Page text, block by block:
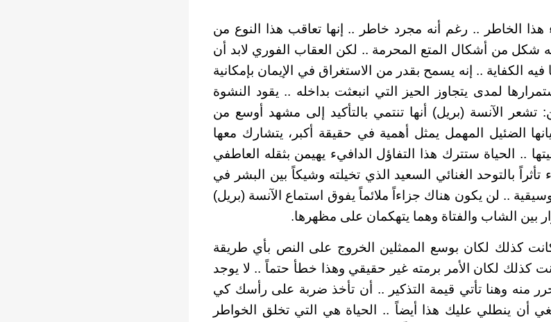
هذا الخاطر .. رغم أنه مجرد خاطر .. إنها تعاقب هذا النوع من
شكل من أشكال المتع المحرمة .. لكن العقاب الفوري لابد أن
الكفاية .. إنه يسمح بقدر من الاستغراق في الإيمان بإمكانية
لمدى يتجاوز الحيز التي انبعثت بداخله .. يقود النشوة
تشعر الآنسة (بريل) أنها تنتمي بالتأكيد إلى مشهد أوسع من
الضئيل المهمل يمثل أهمية في حقيقة أكبر، يتشارك معها
.. الحياة ستترك هذا التفاؤل الدافيء يهيمن بثقله العاطفي
تأثراً بالتوحد الغنائي السعيد الذي تخيلته وشيكاً بين البشر في
.. لن يكون هناك جزاءاً ملائماً يفوق استماع الآنسة (بريل)
بين الشاب والفتاة وهما يتهكمان على مظهرها.
كذلك لكان بوسع الممثلين الخروج على النص بأي طريقة
كذلك لكان الأمر برمته غير حقيقي وهذا خطأ حتماً .. لا يوجد
منه وهنا تأتي قيمة التذكير .. أن تأخذ ضربة على رأسك كي
أن ينطلي عليك هذا أيضاً .. الحياة هي التي تخلق الخواطر